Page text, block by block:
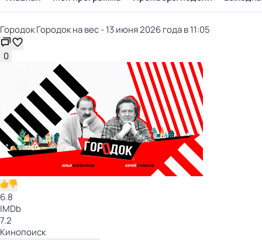
Городок Городок на вес - 13 июня 2026 года в 11:05
0
6.8
IMDb
7.2
Кинопоиск